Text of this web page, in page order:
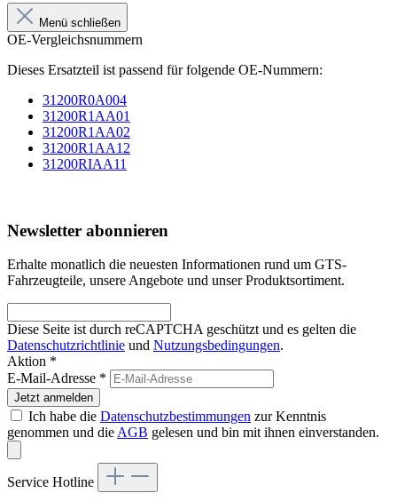
Menü schließen
OE-Vergleichsnummern
Dieses Ersatzteil ist passend für folgende OE-Nummern:
31200R0A004
31200R1AA01
31200R1AA02
31200R1AA12
31200RIAA11
Newsletter abonnieren
Erhalte monatlich die neuesten Informationen rund um GTS-
Fahrzeugteile, unsere Angebote und unser Produktsortiment.
Diese Seite ist durch reCAPTCHA geschützt und es gelten die
Datenschutzrichtlinie und Nutzungsbedingungen.
Aktion *
E-Mail-Adresse *
Jetzt anmelden
Ich habe die Datenschutzbestimmungen zur Kenntnis
genommen und die AGB gelesen und bin mit ihnen einverstanden.
Service Hotline